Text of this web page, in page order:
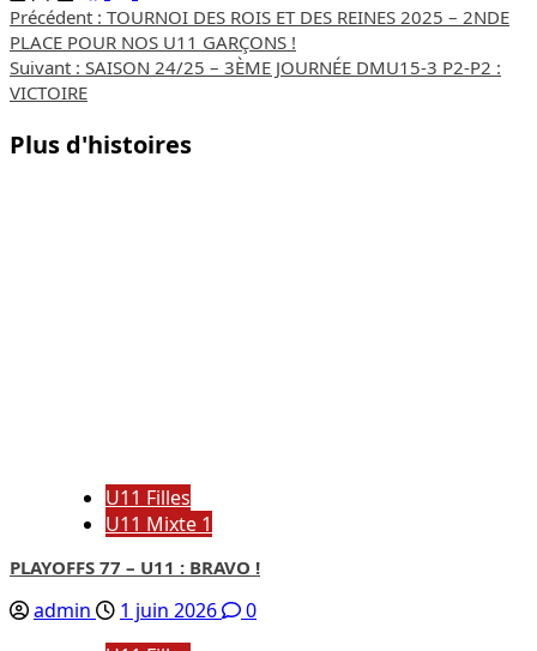
Navigation
d’article
Précédent : TOURNOI DES ROIS ET DES REINES 2025 – 2NDE
PLACE POUR NOS U11 GARÇONS !
Suivant : SAISON 24/25 – 3ÈME JOURNÉE DMU15-3 P2-P2 :
VICTOIRE
Plus d'histoires
U11 Filles
U11 Mixte 1
PLAYOFFS 77 – U11 : BRAVO !
admin 1 juin 2026
0